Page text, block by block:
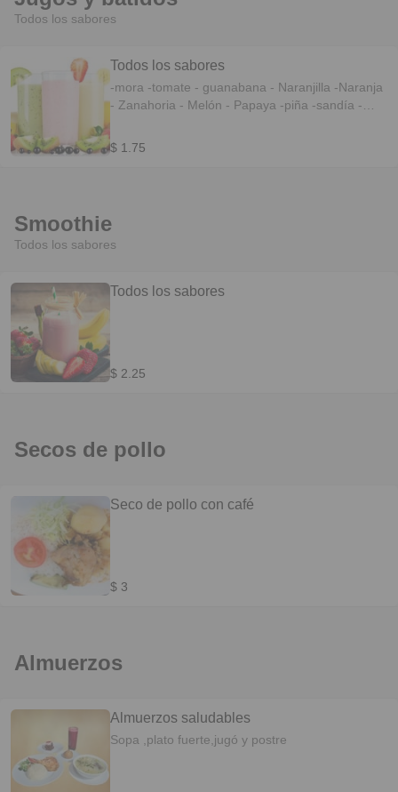
Todos los sabores
Todos los sabores
-mora -tomate - guanabana - Naranjilla -Naranja
- Zanahoria - Melón - Papaya -piña -sandía -
$ 1.75
Smoothie
Todos los sabores
Todos los sabores
$ 2.25
Secos de pollo
Seco de pollo con café
$ 3
Almuerzos
Almuerzos saludables
Sopa ,plato fuerte,jugó y postre